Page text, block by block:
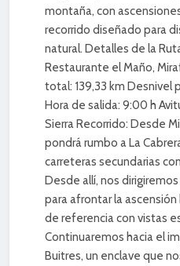
montaña, con
recorrido diseñado para
natural. Detalles de la
Restaurante el Maño,
total: 139,33 km Desnivel
Hora de salida: 9:00 h
Sierra Recorrido: Desde
pondrá rumbo a La
carreteras secundarias
Desde allí, nos
para afrontar la
de referencia con vistas
Continuaremos hacia el
Buitres, un enclave que